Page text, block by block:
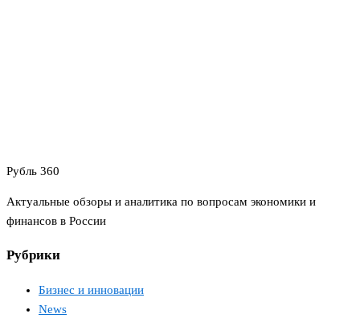
Рубль 360
Актуальные обзоры и аналитика по вопросам экономики и
финансов в России
Рубрики
Бизнес и инновации
News